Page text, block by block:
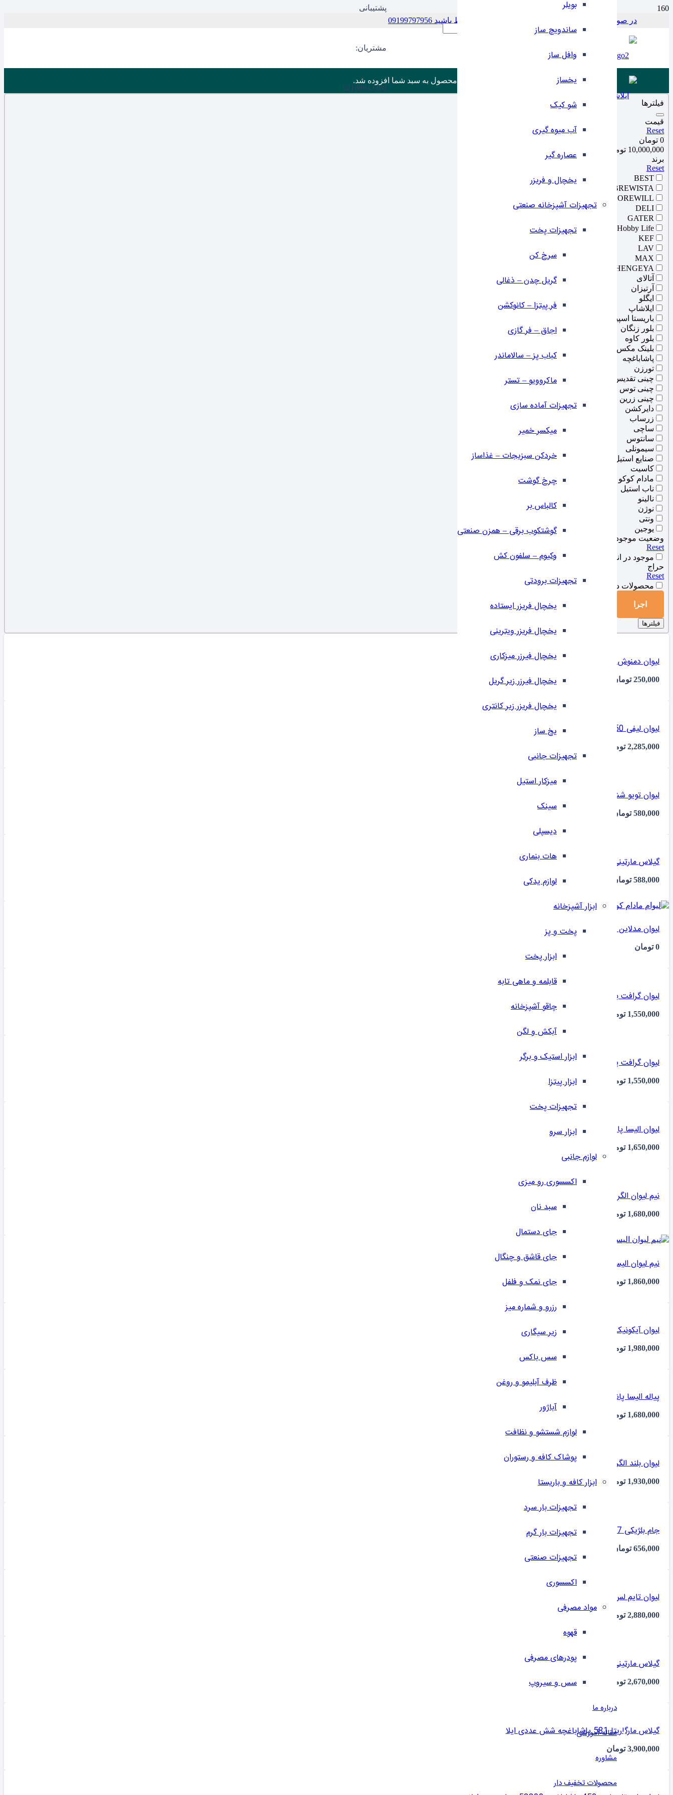
در صورت بروز مشکل در پرداخت با این شماره در ارتباط باشید 09199797956
Products search
پشتیبانی
مشتریان:
02188943480
بویلر
ساندویچ ساز
وافل ساز
یخساز
شو کیک
آب میوه گیری
عصاره گیر
یخچال و فریزر
تجهیزات آشپزخانه صنعتی
تجهیزات پخت
سرخ کن
گریل چدن – ذغالی
فر پیتزا – کانوکشن
⁠اجاق – فر گازی
کباب پز – سالاماندر
ماکروویو – تستر
تجهیزات آماده سازی
میکسر خمیر
خردکن سبزیجات – غذاساز
چرخ گوشت
کالباس بر
گوشتکوب برقی – همزن صنعتی
وکیوم – سلفون کش
تجهیزات برودتی
یخچال فریزر ایستاده
یخچال فریزر ویترینی
یخچال فیرزر میزکاری
یخچال فیرزر زیر گریل
یخچال فریزر زیر کانتری
⁠یخ ساز
تجهیزات جانبی
میزکار استیل
سینک
دیسپلی
هات بنماری
لوازم یدکی
ابزار آشپزخانه
پخت و پز
ابزار پخت
قابلمه و ماهی تابه
چاقو آشپزخانه
آبکش و لگن
ابزار استیک و برگر
ابزار پیتزا
تجهیزات پخت
ابزار سرو
لوازم جانبی
اکسسوری رو میزی
سبد نان
جای دستمال
جای قاشق و چنگال
جای نمک و فلفل
رزرو و شماره میز
زیر سیگاری
سس باکس
ظرف آبلیمو و روغن
آباژور
لوازم شستشو و نظافت
پوشاک کافه و رستوران
ابزار کافه و باریستا
تجهیزات بار سرد
تجهیزات بار گرم
تجهیزات صنعتی
اکسسوری
مواد مصرفی
قهوه
پودرهای مصرفی
سس و سیروپ
درباره ما
مقاله آموزشی
مشاوره
محصولات تخفیف دار
محصول به سبد شما افزوده شد.
فیلترها
قیمت
Reset
0 تومان
10,000,000 تومان
برند
Reset
BEST
BREWISTA
COREWILL
DELI
GATER
Hobby Life
KEF
LAV
MAX
SHENGEYA
آتالای
آرتیزان
ایگلو
ایلاشاپ
باریستا اسپیس
بلور زنگان
بلور کاوه
بلینک مکس
پاشاباغچه
تورزن
چینی تقدیس
چینی توس
چینی زرین
دایرکشن
زرساب
ساچی
سانتوس
سیمونلی
صنایع استیل
کاسیت
مادام کوکو
ناب استیل
نالینو
نوژن
ونتی
یوجین
وضعیت موجودی انبار
Reset
موجود در انبار
حراج
Reset
محصولات در فروش ویژه
اجرا
فیلترها
لیوان دمنوش آتن یک عددی ایلا
250,000 تومان
لیوان لیفی 450 میل پاشاباغچه کد 420955 چهار عددی ایلا
2,285,000 تومان
لیوان تویو شش عددی ایلا
580,000 تومان
گیلاس مارتینی کاوه شش عددی ایلا
588,000 تومان
لیوان مدلاین مادام کوکو 350139 چهار عددی ایلا
0 تومان
لیوان گرافت بیر پاشاباغچه 420685 چهار عددی ایلا
1,550,000 تومان
لیوان گرافت پاشاباغچه 420885 چهار عددی ایلا
1,550,000 تومان
لیوان الیسا پاشاباغچه 520015 شش عددی ایلا
1,650,000 تومان
نیم لیوان الگرا پاشاباغچه 425 میل 41536 شش عددی ایلا
1,680,000 تومان
نیم لیوان الیسا پاشاباغچه 420014 شش عددی ایلا
1,860,000 تومان
لیوان آیکونیک پاشاباغچه کد 4200394 شش عددی ایلا
1,980,000 تومان
پیاله الیسا پاشاباغچه 530038 چهار عددی ایلا
1,680,000 تومان
لیوان بلند الگرا 420015 پاشا شش عددی ایلا
1,930,000 تومان
جام بلژیکی 440327 پاشاباغچه یک عددی
656,000 تومان
لیوان تایم لس بلند 520055 پاشاباغچه چهار عددی ایلا
2,880,000 تومان
گیلاس مارتینی الیسا 440328 پاشاباغچه چهار عددی ایلا
2,670,000 تومان
گیلاس مارگاریتا 581 پاشاباغچه شش عددی ایلا
3,900,000 تومان